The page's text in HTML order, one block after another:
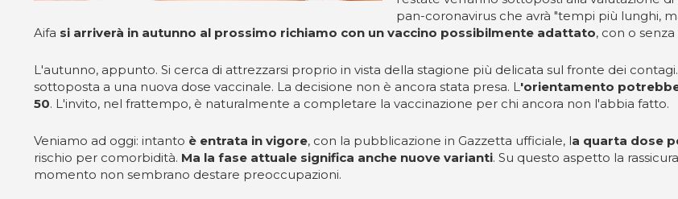
pan-coronavirus che avrà "tempi più lunghi,
Aifa si arriverà in autunno al prossimo richiamo con un vaccino possibilmente adattato, con o
L'autunno, appunto. Si cerca di attrezzarsi proprio in vista della stagione più delicata sul fronte dei
sottoposta a una nuova dose vaccinale. La decisione non è ancora stata presa. L'orientamento
50. L'invito, nel frattempo, è naturalmente a completare la vaccinazione per chi ancora non l'abbia fatto.
Veniamo ad oggi: intanto è entrata in vigore, con la pubblicazione in Gazzetta ufficiale, la quarta dose
rischio per comorbidità. Ma la fase attuale significa anche nuove varianti. Su questo aspetto la
momento non sembrano destare preoccupazioni.